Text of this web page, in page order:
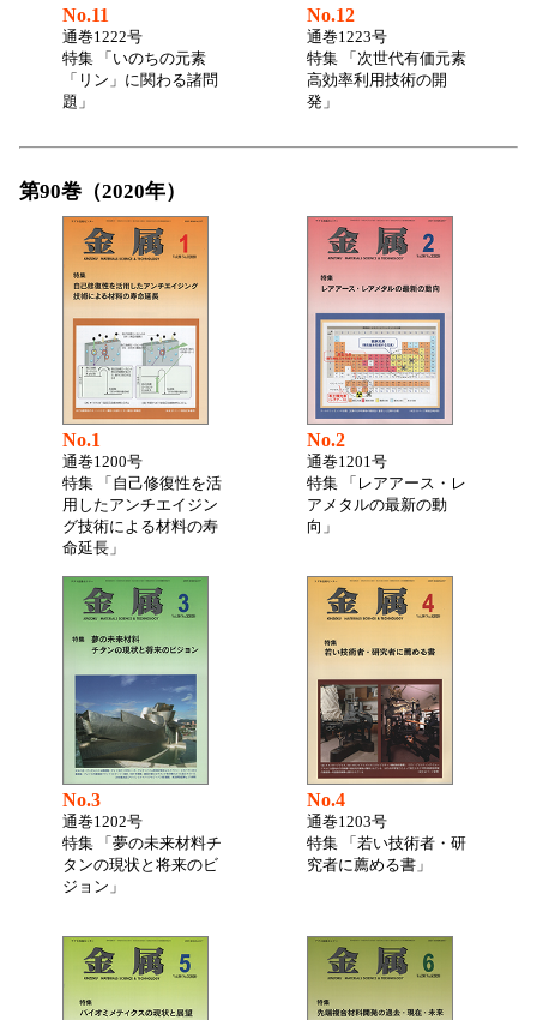
No.11
通巻1222号
特集 「いのちの元素
「リン」に関わる諸問
題」
No.12
通巻1223号
特集 「次世代有価元素
高効率利用技術の開
発」
第90巻（2020年）
No.1
通巻1200号
特集 「自己修復性を活
用したアンチエイジン
グ技術による材料の寿
命延長」
No.2
通巻1201号
特集 「レアアース・レ
アメタルの最新の動
向」
No.3
通巻1202号
特集 「夢の未来材料チ
タンの現状と将来のビ
ジョン」
No.4
通巻1203号
特集 「若い技術者・研
究者に薦める書」